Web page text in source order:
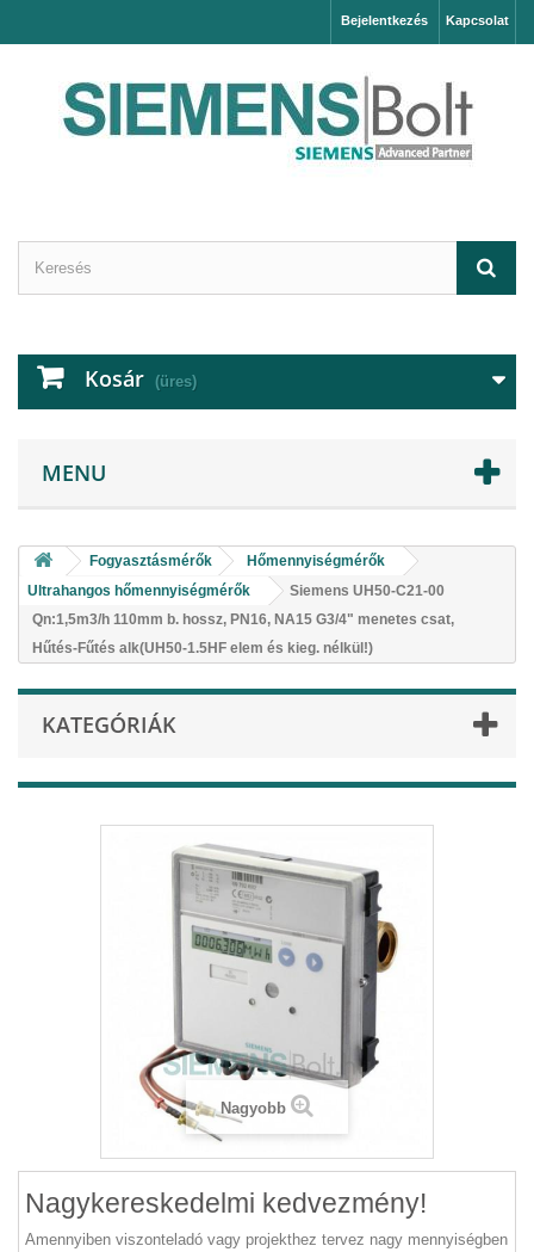
Kapcsolat
Bejelentkezés
Kosár (üres)
MENU
Fogyasztásmérők
Hőmennyiségmérők
Ultrahangos hőmennyiségmérők
Siemens UH50-C21-00
Qn:1,5m3/h 110mm b. hossz, PN16, NA15 G3/4" menetes csat,
Hűtés-Fűtés alk(UH50-1.5HF elem és kieg. nélkül!)
KATEGÓRIÁK
Nagyobb
Nagykereskedelmi kedvezmény!
Amennyiben viszonteladó vagy projekthez tervez nagy mennyiségben